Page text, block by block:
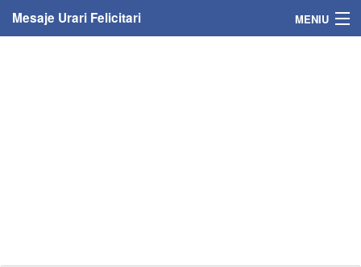
Mesaje Urari Felicitari MENIU